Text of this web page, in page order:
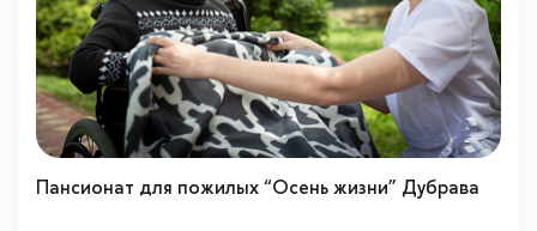
Пансионат для пожилых “Осень жизни” Дубрава